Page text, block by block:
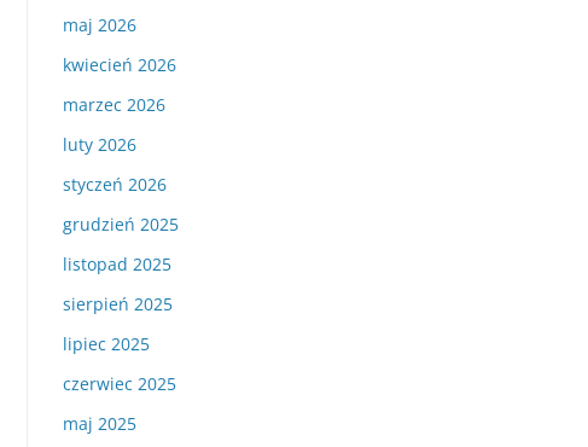
maj 2026
kwiecień 2026
marzec 2026
luty 2026
styczeń 2026
grudzień 2025
listopad 2025
sierpień 2025
lipiec 2025
czerwiec 2025
maj 2025